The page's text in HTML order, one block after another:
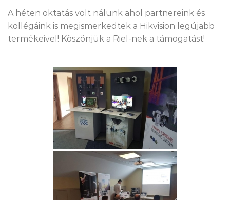
A héten oktatás volt nálunk ahol partnereink és
kollégáink is megismerkedtek a Hikvision legújabb
termékeivel! Köszönjük a Riel-nek a támogatást!